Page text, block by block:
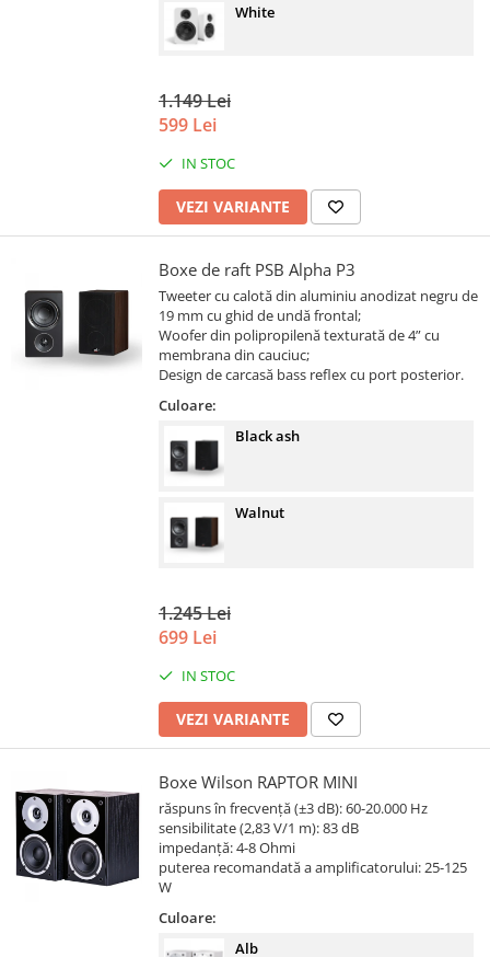
White
1.149 Lei
599 Lei
IN STOC
VEZI VARIANTE
Boxe de raft PSB Alpha P3
Tweeter cu calotă din aluminiu anodizat negru de
19 mm cu ghid de undă frontal;
Woofer din polipropilenă texturată de 4” cu
membrana din cauciuc;
Design de carcasă bass reflex cu port posterior.
Culoare:
Black ash
Walnut
1.245 Lei
699 Lei
IN STOC
VEZI VARIANTE
Boxe Wilson RAPTOR MINI
răspuns în frecvență (±3 dB): 60-20.000 Hz
sensibilitate (2,83 V/1 m): 83 dB
impedanță: 4-8 Ohmi
puterea recomandată a amplificatorului: 25-125
W
Culoare:
Alb